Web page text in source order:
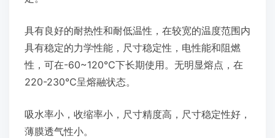
具有良好的耐热性和耐低温性，在较宽的温度范围内
具有稳定的力学性能，尺寸稳定性，电性能和阻燃
性，可在-60~120℃下长期使用。无明显熔点，在
220-230℃呈熔融状态。
吸水率小，收缩率小，尺寸精度高，尺寸稳定性好，
薄膜透气性小。